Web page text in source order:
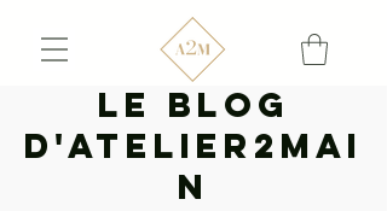
Le Blog
d'Atelier2mai
n